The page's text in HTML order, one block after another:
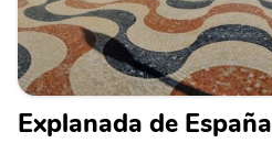
Explanada de España